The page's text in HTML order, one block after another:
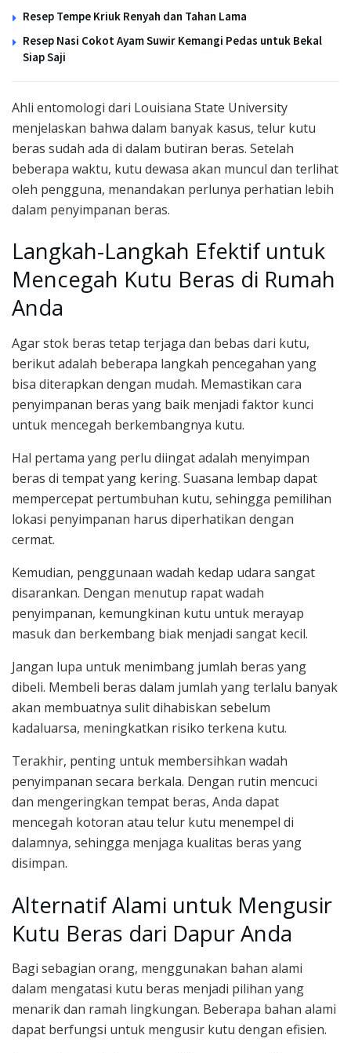
Resep Tempe Kriuk Renyah dan Tahan Lama
Resep Nasi Cokot Ayam Suwir Kemangi Pedas untuk Bekal
Siap Saji
Ahli entomologi dari Louisiana State University
menjelaskan bahwa dalam banyak kasus, telur kutu
beras sudah ada di dalam butiran beras. Setelah
beberapa waktu, kutu dewasa akan muncul dan terlihat
oleh pengguna, menandakan perlunya perhatian lebih
dalam penyimpanan beras.
Langkah-Langkah Efektif untuk
Mencegah Kutu Beras di Rumah
Anda
Agar stok beras tetap terjaga dan bebas dari kutu,
berikut adalah beberapa langkah pencegahan yang
bisa diterapkan dengan mudah. Memastikan cara
penyimpanan beras yang baik menjadi faktor kunci
untuk mencegah berkembangnya kutu.
Hal pertama yang perlu diingat adalah menyimpan
beras di tempat yang kering. Suasana lembap dapat
mempercepat pertumbuhan kutu, sehingga pemilihan
lokasi penyimpanan harus diperhatikan dengan
cermat.
Kemudian, penggunaan wadah kedap udara sangat
disarankan. Dengan menutup rapat wadah
penyimpanan, kemungkinan kutu untuk merayap
masuk dan berkembang biak menjadi sangat kecil.
Jangan lupa untuk menimbang jumlah beras yang
dibeli. Membeli beras dalam jumlah yang terlalu banyak
akan membuatnya sulit dihabiskan sebelum
kadaluarsa, meningkatkan risiko terkena kutu.
Terakhir, penting untuk membersihkan wadah
penyimpanan secara berkala. Dengan rutin mencuci
dan mengeringkan tempat beras, Anda dapat
mencegah kotoran atau telur kutu menempel di
dalamnya, sehingga menjaga kualitas beras yang
disimpan.
Alternatif Alami untuk Mengusir
Kutu Beras dari Dapur Anda
Bagi sebagian orang, menggunakan bahan alami
dalam mengatasi kutu beras menjadi pilihan yang
menarik dan ramah lingkungan. Beberapa bahan alami
dapat berfungsi untuk mengusir kutu dengan efisien.